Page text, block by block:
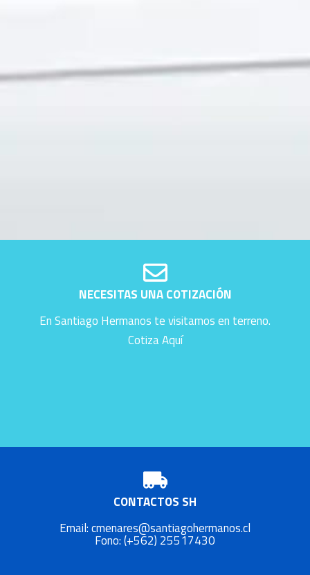
NECESITAS UNA COTIZACIÓN
En Santiago Hermanos te visitamos en terreno.
Cotiza Aquí
CONTACTOS SH
Email: cmenares@santiagohermanos.cl
Fono: (+562) 25517430